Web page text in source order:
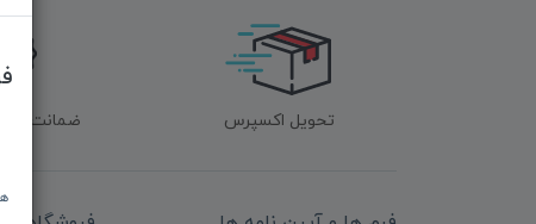
تحویل اکسپرس ضمانت